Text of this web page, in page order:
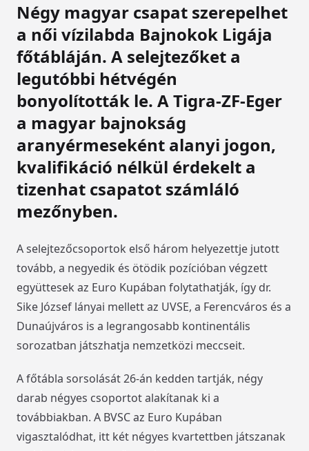
Négy magyar csapat szerepelhet
a női vízilabda Bajnokok Ligája
főtábláján. A selejtezőket a
legutóbbi hétvégén
bonyolították le. A Tigra-ZF-Eger
a magyar bajnokság
aranyérmeseként alanyi jogon,
kvalifikáció nélkül érdekelt a
tizenhat csapatot számláló
mezőnyben.
A selejtezőcsoportok első három helyezettje jutott
tovább, a negyedik és ötödik pozícióban végzett
együttesek az Euro Kupában folytathatják, így dr.
Sike József lányai mellett az UVSE, a Ferencváros és a
Dunaújváros is a legrangosabb kontinentális
sorozatban játszhatja nemzetközi meccseit.
A főtábla sorsolását 26-án kedden tartják, négy
darab négyes csoportot alakítanak ki a
továbbiakban. A BVSC az Euro Kupában
vigasztalódhat, itt két négyes kvartettben játszanak